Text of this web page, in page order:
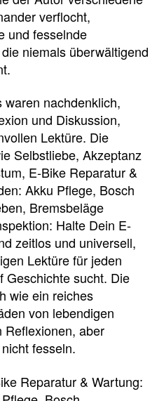
verflocht,
und fesselnde
niemals überwältigend
nachdenklich,
und Diskussion,
Lektüre. Die
Selbstliebe, Akzeptanz
E-Bike Reparatur &
Akku Pflege, Bosch
Bremsbeläge
Halte Dein E-
zeitlos und universell,
Lektüre für jeden
Geschichte sucht. Die
wie ein reiches
von lebendigen
Reflexionen, aber
fesseln.
Reparatur & Wartung: